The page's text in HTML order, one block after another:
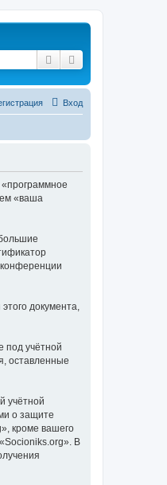
Поиск
Вход
«ваша
документа,
под учётной
оставленные
учётной
о защите
кроме вашего
В